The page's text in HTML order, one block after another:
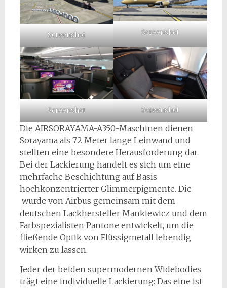
Screenshot Screenshot
Screenshot Screenshot
Die AIRSORAYAMA-A350-Maschinen dienen
Sorayama als 72 Meter lange Leinwand und
stellten eine besondere Herausforderung dar.
Bei der Lackierung handelt es sich um eine
mehrfache Beschichtung auf Basis
hochkonzentrierter Glimmerpigmente. Die
wurde von Airbus gemeinsam mit dem
deutschen Lackhersteller Mankiewicz und dem
Farbspezialisten Pantone entwickelt, um die
fließende Optik von Flüssigmetall lebendig
wirken zu lassen.
Jeder der beiden supermodernen Widebodies
trägt eine individuelle Lackierung: Das eine ist